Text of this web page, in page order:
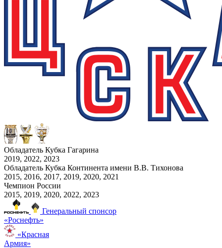
Обладатель Кубка Гагарина
2019, 2022, 2023
Обладатель Кубка Континента имени В.В. Тихонова
2015, 2016, 2017, 2019, 2020, 2021
Чемпион России
2015, 2019, 2020, 2022, 2023
Генеральный спонсор
«Роснефть»
«Красная
Армия»